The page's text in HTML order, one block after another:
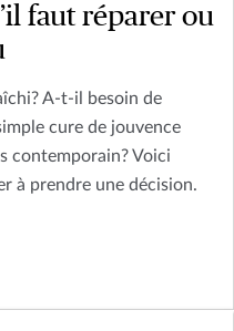
faut réparer ou
A-t-il besoin de
cure de jouvence
contemporain? Voici
à prendre une décision.